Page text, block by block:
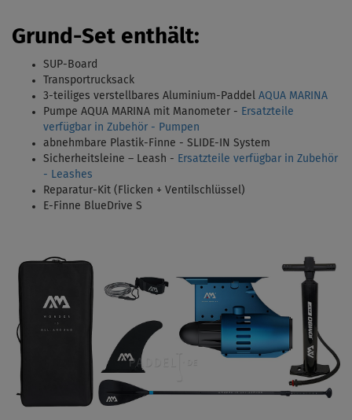
Grund-Set enthält:
SUP-Board
Transportrucksack
3-teiliges verstellbares Aluminium-Paddel AQUA MARINA
Pumpe AQUA MARINA mit Manometer - Ersatzteile
verfügbar in Zubehör - Pumpen
abnehmbare Plastik-Finne - SLIDE-IN System
Sicherheitsleine – Leash - Ersatzteile verfügbar in Zubehör
- Leashes
Reparatur-Kit (Flicken + Ventilschlüssel)
E-Finne BlueDrive S